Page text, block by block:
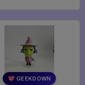
💖 GEEKDOWN